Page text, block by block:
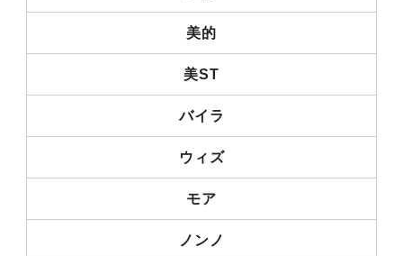
美的
美ST
バイラ
ウィズ
モア
ノンノ